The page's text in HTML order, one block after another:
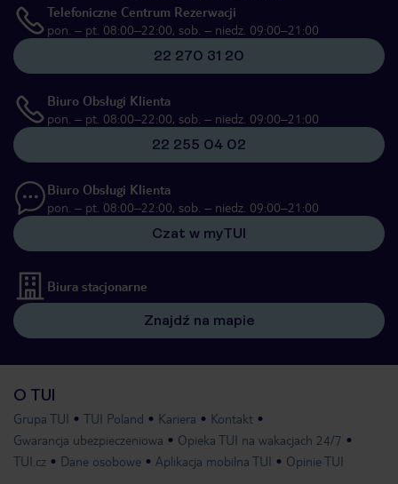
Telefoniczne Centrum Rezerwacji
pon. – pt. 08:00–22:00, sob. – niedz. 09:00–21:00
22 270 31 20
Biuro Obsługi Klienta
pon. – pt. 08:00–22:00, sob. – niedz. 09:00–21:00
22 255 04 02
Biuro Obsługi Klienta
pon. – pt. 08:00–22:00, sob. – niedz. 09:00–21:00
Czat w myTUI
Biura stacjonarne
Znajdź na mapie
O TUI
Grupa TUI TUI Poland Kariera
Kontakt
Gwarancja ubezpieczeniowa
Opieka TUI na wakacjach 24/7
TUI.cz
Dane osobowe Aplikacja mobilna TUI Opinie TUI